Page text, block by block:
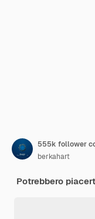
555k follower
berkahart
Potrebbero